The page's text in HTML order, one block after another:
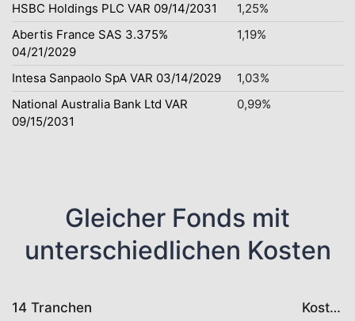
HSBC Holdings PLC VAR 09/14/2031
1,25%
Abertis France SAS 3.375%
04/21/2029
1,19%
Intesa Sanpaolo SpA VAR 03/14/2029
1,03%
National Australia Bank Ltd VAR
09/15/2031
0,99%
Gleicher Fonds mit
unterschiedlichen Kosten
14 Tranchen Kosten